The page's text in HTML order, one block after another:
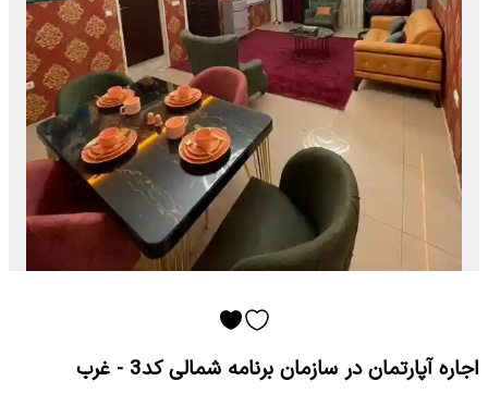
اجاره آپارتمان در سازمان برنامه شمالی کد3 - غرب